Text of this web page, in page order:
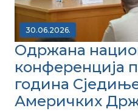
30.06.2026.
Одржана
конференција
година
Америчких